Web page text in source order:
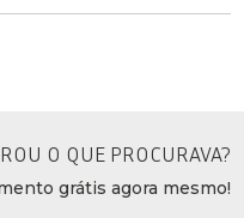
O QUE PROCURAVA?
grátis agora mesmo!